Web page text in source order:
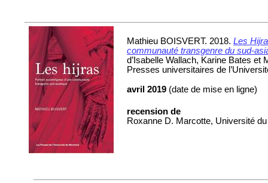
Mathieu BOISVERT. 2018.Les
communauté transgenre du sud-
d’Isabelle Wallach, Karine Bates et
Presses universitaires de
avril 2019 (date de mise en ligne)
recension de
Roxanne D. Marcotte, Université